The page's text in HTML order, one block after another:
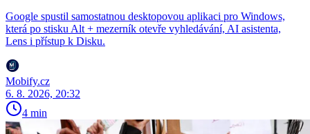
Google spustil samostatnou desktopovou aplikaci pro Windows,
která po stisku Alt + mezerník otevře vyhledávání, AI asistenta,
Lens i přístup k Disku.
Mobify.cz
6. 8. 2026, 20:32
4 min